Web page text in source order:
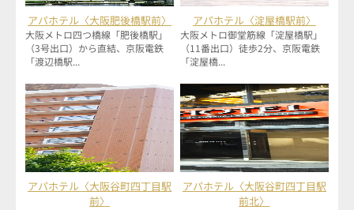
アパホテル〈大阪肥後橋駅前〉
大阪メトロ四つ橋線「肥後橋駅」
（3号出口）から直結、京阪電鉄
「渡辺橋駅...
アパホテル〈淀屋橋駅前〉
大阪メトロ御堂筋線「淀屋橋駅」
（11番出口）徒歩2分、京阪電鉄
「淀屋橋...
アパホテル〈大阪谷町四丁目駅
前〉
アパホテル〈大阪谷町四丁目駅
前北〉